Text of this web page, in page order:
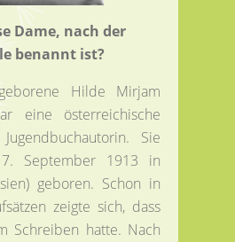
Dame, nach der
benannt ist?
Hilde Mirjam
eine österreichische
Sie
September 1913 in
geboren. Schon in
zeigte sich, dass
Schreiben hatte. Nach